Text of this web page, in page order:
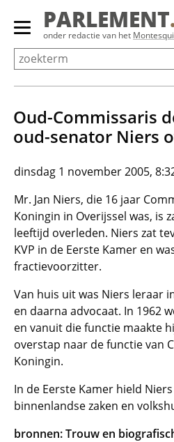
Overslaan
Primair
menu
tonen/verbergen
PARLEMENT
onder redactie van het
Oud-Commissaris
oud-senator Niers
dinsdag 1 november 2005,
Mr. Jan Niers, die 16 jaar
Koningin in Overijssel was, is
leeftijd overleden. Niers zat
KVP in de Eerste Kamer en
fractievoorzitter.
Van huis uit was Niers leraar
en daarna advocaat. In 1962
en vanuit die functie maakte
overstap naar de functie van
Koningin.
In de Eerste Kamer hield
binnenlandse zaken en
bronnen: Trouw en